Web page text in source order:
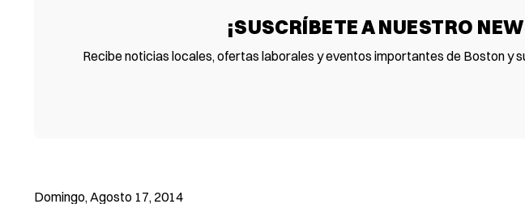
¡SUSCRÍBETE A NUESTRO
Recibe noticias locales, ofertas laborales y eventos importantes de Boston y
Domingo, Agosto 17, 2014